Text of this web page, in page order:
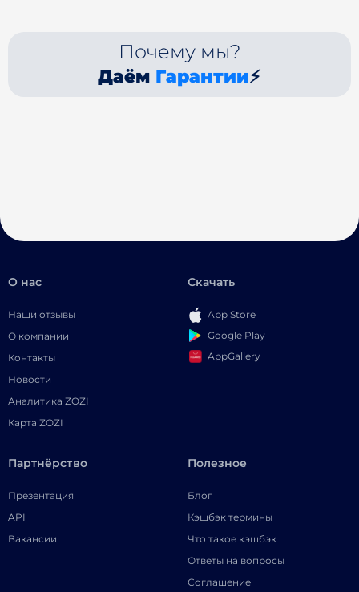
Почему мы?
Даём Гарантии⚡
О нас
Наши отзывы
О компании
Контакты
Новости
Аналитика ZOZI
Карта ZOZI
Скачать
App Store
Google Play
AppGallery
Партнёрство
Презентация
API
Вакансии
Полезное
Блог
Кэшбэк термины
Что такое кэшбэк
Ответы на вопросы
Соглашение